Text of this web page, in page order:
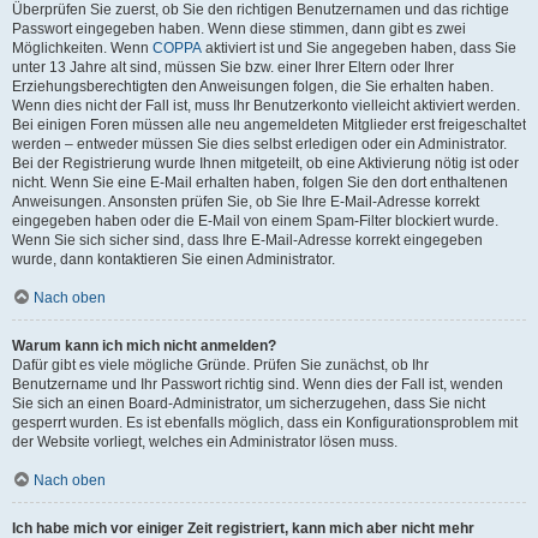
Überprüfen Sie zuerst, ob Sie den richtigen Benutzernamen und das richtige
Passwort eingegeben haben. Wenn diese stimmen, dann gibt es zwei
Möglichkeiten. Wenn COPPA aktiviert ist und Sie angegeben haben, dass Sie
unter 13 Jahre alt sind, müssen Sie bzw. einer Ihrer Eltern oder Ihrer
Erziehungsberechtigten den Anweisungen folgen, die Sie erhalten haben.
Wenn dies nicht der Fall ist, muss Ihr Benutzerkonto vielleicht aktiviert werden.
Bei einigen Foren müssen alle neu angemeldeten Mitglieder erst freigeschaltet
werden – entweder müssen Sie dies selbst erledigen oder ein Administrator.
Bei der Registrierung wurde Ihnen mitgeteilt, ob eine Aktivierung nötig ist oder
nicht. Wenn Sie eine E-Mail erhalten haben, folgen Sie den dort enthaltenen
Anweisungen. Ansonsten prüfen Sie, ob Sie Ihre E-Mail-Adresse korrekt
eingegeben haben oder die E-Mail von einem Spam-Filter blockiert wurde.
Wenn Sie sich sicher sind, dass Ihre E-Mail-Adresse korrekt eingegeben
wurde, dann kontaktieren Sie einen Administrator.
Nach oben
Warum kann ich mich nicht anmelden?
Dafür gibt es viele mögliche Gründe. Prüfen Sie zunächst, ob Ihr
Benutzername und Ihr Passwort richtig sind. Wenn dies der Fall ist, wenden
Sie sich an einen Board-Administrator, um sicherzugehen, dass Sie nicht
gesperrt wurden. Es ist ebenfalls möglich, dass ein Konfigurationsproblem mit
der Website vorliegt, welches ein Administrator lösen muss.
Nach oben
Ich habe mich vor einiger Zeit registriert, kann mich aber nicht mehr